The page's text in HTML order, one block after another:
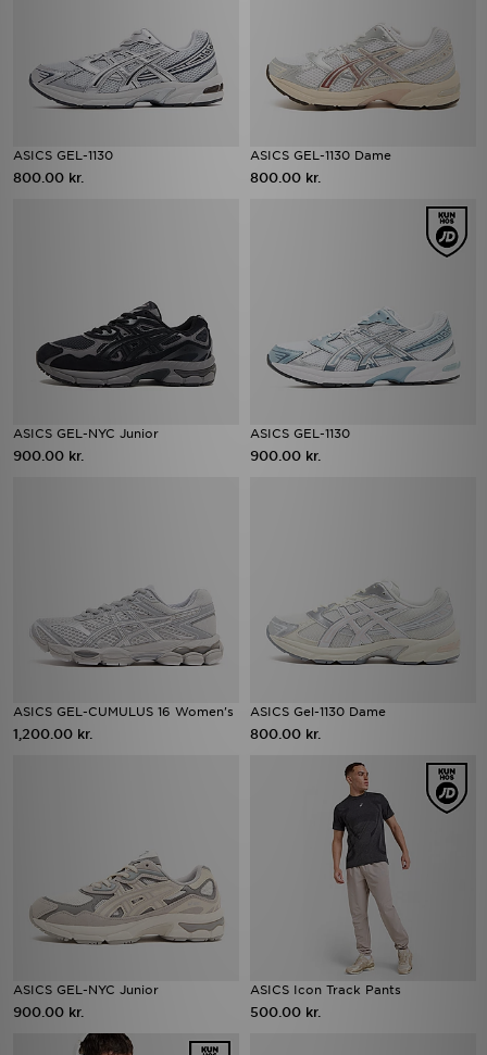
ASICS GEL-1130
800.00 kr.
ASICS GEL-1130 Dame
800.00 kr.
ASICS GEL-NYC Junior
900.00 kr.
ASICS GEL-1130
900.00 kr.
ASICS GEL-CUMULUS 16 Women's
1,200.00 kr.
ASICS Gel-1130 Dame
800.00 kr.
ASICS GEL-NYC Junior
900.00 kr.
ASICS Icon Track Pants
500.00 kr.